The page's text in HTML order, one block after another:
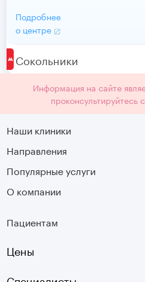
Подробнее
о центре
Сокольники
Информация на сайте
Наши клиники
ВДНХ
г. Москва, ул. Стромынка, д. 11
Направления
Неврология
Ортопедия-травматология
Популярные услуги
МРТ
УЗИ
Плазмотерапия суставов
О компании
Инфо
Пациентам
Цены